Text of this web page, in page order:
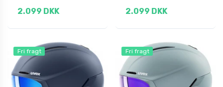
2.099 DKK 2.099 DKK
Fri fragt Fri fragt